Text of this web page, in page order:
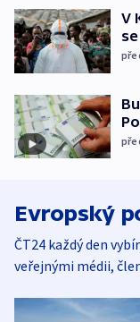
V
Evropský
ČT24 každý den
veřejnými médii,